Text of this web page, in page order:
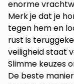
enorme
Merk je dat je
tegen hem en
rust is
veiligheid staat
Slimme keuzes
De beste